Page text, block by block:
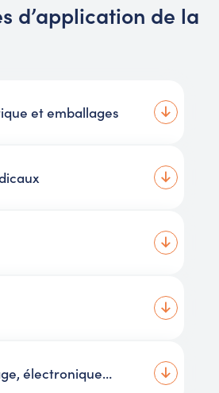
d’application de la
et emballages
électronique…